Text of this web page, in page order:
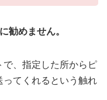
勧めません。
、指定した所からピ
てくれるという触れ